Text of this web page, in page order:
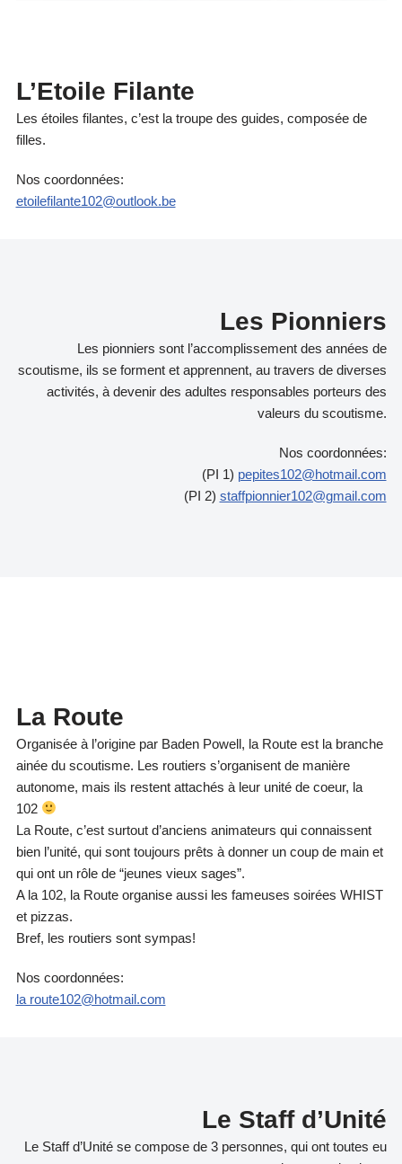
L’Etoile Filante
Les étoiles filantes, c’est la troupe des guides, composée de
filles.
Nos coordonnées:
etoilefilante102@outlook.be​
Les Pionniers
Les pionniers sont l’accomplissement des années de
scoutisme, ils se forment et apprennent, au travers de diverses
activités, à devenir des adultes responsables porteurs des
valeurs du scoutisme.
Nos coordonnées:
(PI 1) pepites102@hotmail.com
(PI 2) staffpionnier102@gmail.com
La Route
Organisée à l’origine par Baden Powell, la Route est la branche
ainée du scoutisme. Les routiers s’organisent de manière
autonome, mais ils restent attachés à leur unité de coeur, la
102
La Route, c’est surtout d’anciens animateurs qui connaissent
bien l’unité, qui sont toujours prêts à donner un coup de main et
qui ont un rôle de “jeunes vieux sages”.
A la 102, la Route organise aussi les fameuses soirées WHIST
et pizzas.
Bref, les routiers sont sympas!
Nos coordonnées:
la route102@hotmail.com
Le Staff d’Unité
Le Staff d’Unité se compose de 3 personnes, qui ont toutes eu